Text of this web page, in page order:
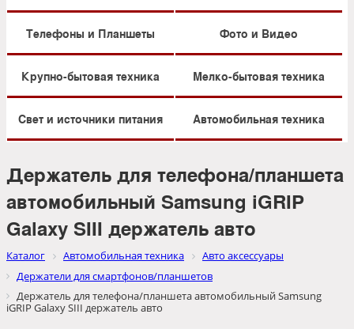
Телефоны и Планшеты Фото и Видео
Крупно-бытовая техника Мелко-бытовая техника
Свет и источники питания Автомобильная техника
Держатель для телефона/планшета
автомобильный Samsung iGRIP
Galaxy SIII держатель авто
Каталог Автомобильная техника
Авто аксессуары
Держатели для смартфонов/планшетов
Держатель для телефона/планшета автомобильный Samsung
iGRIP Galaxy SIII держатель авто